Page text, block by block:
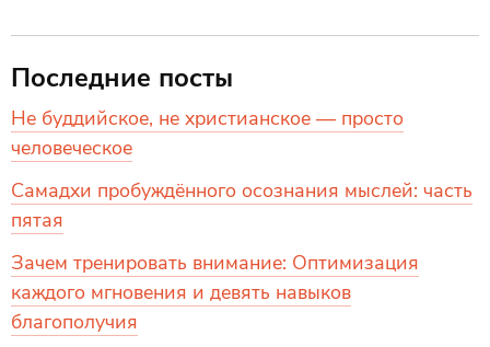
Последние посты
Не буддийское, не христианское — просто
человеческое
Самадхи пробуждённого осознания мыслей: часть
пятая
Зачем тренировать внимание: Оптимизация
каждого мгновения и девять навыков
благополучия